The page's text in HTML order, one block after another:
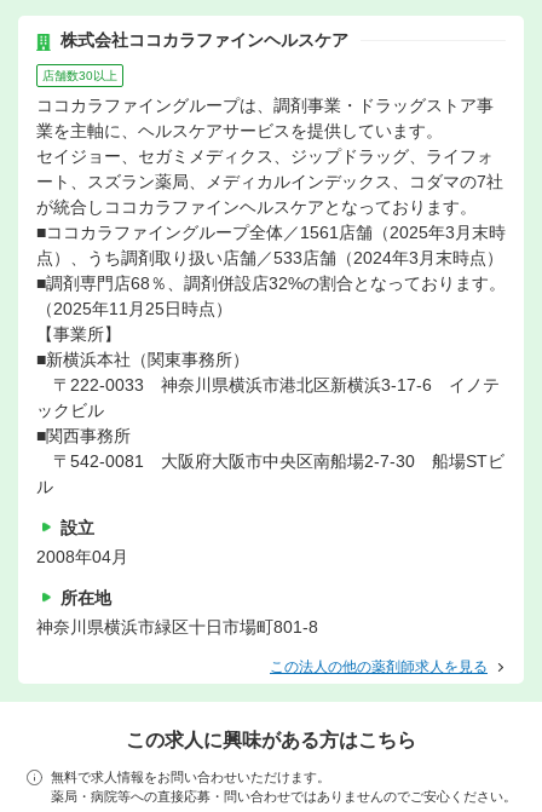
株式会社ココカラファインヘルスケア
店舗数30以上
ココカラファイングループは、調剤事業・ドラッグストア事
業を主軸に、ヘルスケアサービスを提供しています。
セイジョー、セガミメディクス、ジップドラッグ、ライフォ
ート、スズラン薬局、メディカルインデックス、コダマの7社
が統合しココカラファインヘルスケアとなっております。
■ココカラファイングループ全体／1561店舗（2025年3月末時
点）、うち調剤取り扱い店舗／533店舗（2024年3月末時点）
■調剤専門店68％、調剤併設店32%の割合となっております。
（2025年11月25日時点）
【事業所】
■新横浜本社（関東事務所）
〒222-0033 神奈川県横浜市港北区新横浜3-17-6 イノテ
ックビル
■関西事務所
〒542-0081 大阪府大阪市中央区南船場2-7-30 船場STビ
ル
設立
2008年04月
所在地
神奈川県横浜市緑区十日市場町801-8
この法人の他の薬剤師求人を見る
この求人に興味がある方はこちら
無料で求人情報をお問い合わせいただけます。
薬局・病院等への直接応募・問い合わせではありませんのでご安心ください。